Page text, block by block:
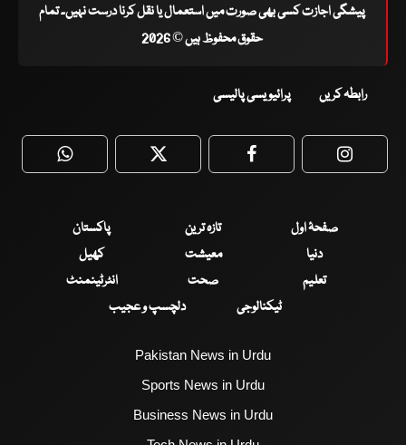
پیشگی اجازت کسی بھی صورت میں استعمال یا نقل کرنا درست نہیں۔ تمام
حقوق محفوظ ہیں © 2026
رابطہ کریں پرائیویسی پالیسی
WhatsApp Twitter Facebook
صفحۂ اول تازہ ترین
پاکستان
دنیا
معیشت
کھیل
تعلیم
صحت
انٹرٹینمنٹ
ٹیکنالوجی
دلچسپ و عجیب
Pakistan News in Urdu
Sports News in Urdu
Business News in Urdu